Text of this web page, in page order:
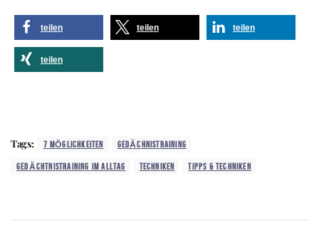
teilen teilen teilen
teilen
Tags: 7 MÖGLICHKEITEN GEDÄCHNISTRAINING
GEDÄCHTNISTRAINING IM ALLTAG TECHNIKEN TIPPS & TECHNIKEN